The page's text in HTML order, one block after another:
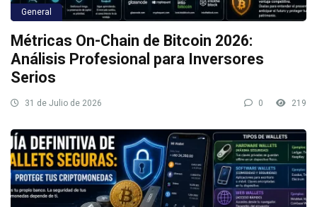
General
Métricas On-Chain de Bitcoin 2026:
Análisis Profesional para Inversores
Serios
31 de Julio de 2026 0 219